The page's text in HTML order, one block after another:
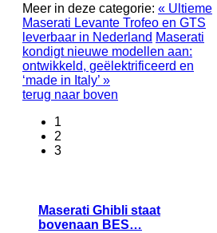
Meer in deze categorie: « Ultieme
Maserati Levante Trofeo en GTS
leverbaar in Nederland Maserati
kondigt nieuwe modellen aan:
ontwikkeld, geëlektrificeerd en
‘made in Italy’ »
terug naar boven
1
2
3
Maserati Ghibli staat
bovenaan BES…